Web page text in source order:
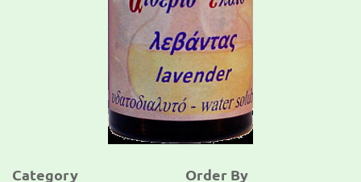
Category Order By